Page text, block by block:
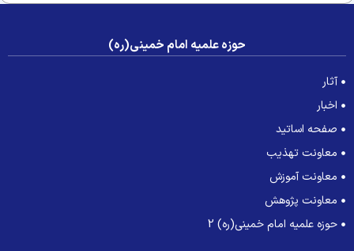
حوزه علمیه امام خمینی(ره)
آثار
اخبار
صفحه اساتید
معاونت تهذیب
معاونت آموزش
معاونت پژوهش
حوزه علمیه امام خمینی(ره) 2